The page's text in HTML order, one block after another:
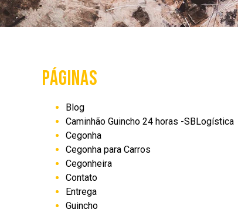
PÁGINAS
Blog
Caminhão Guincho 24 horas -SBLogística
Cegonha
Cegonha para Carros
Cegonheira
Contato
Entrega
Guincho